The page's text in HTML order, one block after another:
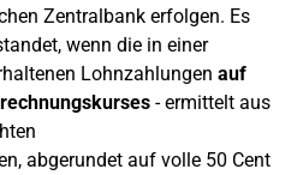
Zentralbank erfolgen. Es
wenn die in einer
Lohnzahlungen auf
- ermittelt aus
abgerundet auf volle 50 Cent